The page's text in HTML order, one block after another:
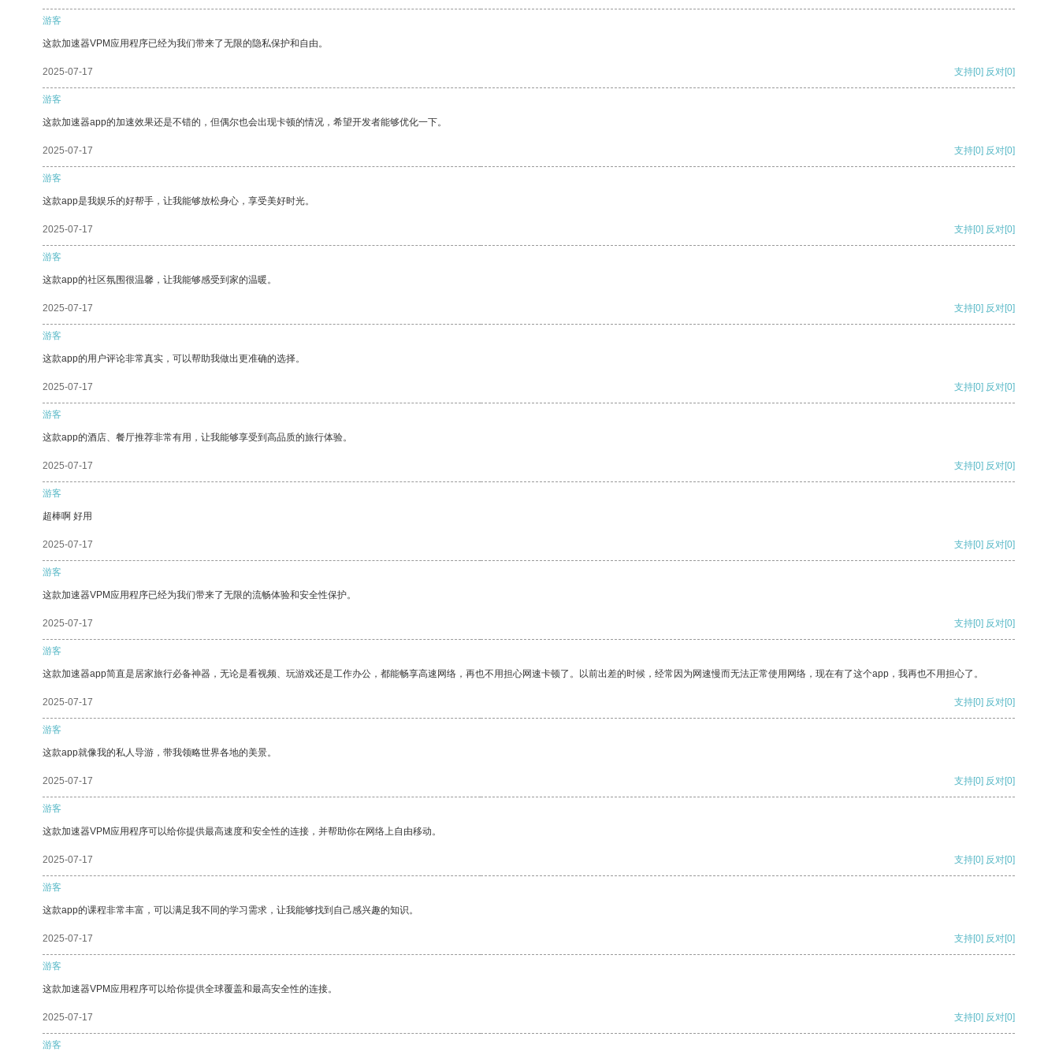
游客
这款加速器VPM应用程序已经为我们带来了无限的隐私保护和自由。
2025-07-17 支持[0] 反对[0]
游客
这款加速器app的加速效果还是不错的，但偶尔也会出现卡顿的情况，希望开发者能够优化一下。
2025-07-17 支持[0] 反对[0]
游客
这款app是我娱乐的好帮手，让我能够放松身心，享受美好时光。
2025-07-17 支持[0] 反对[0]
游客
这款app的社区氛围很温馨，让我能够感受到家的温暖。
2025-07-17 支持[0] 反对[0]
游客
这款app的用户评论非常真实，可以帮助我做出更准确的选择。
2025-07-17 支持[0] 反对[0]
游客
这款app的酒店、餐厅推荐非常有用，让我能够享受到高品质的旅行体验。
2025-07-17 支持[0] 反对[0]
游客
超棒啊 好用
2025-07-17 支持[0] 反对[0]
游客
这款加速器VPM应用程序已经为我们带来了无限的流畅体验和安全性保护。
2025-07-17 支持[0] 反对[0]
游客
这款加速器app简直是居家旅行必备神器，无论是看视频、玩游戏还是工作办公，都能畅享高速网络，再也不用担心网速卡顿了。以前出差的时候，经常因为网速慢而无法正常使用网络，现在有了这个app，我再也不用担心了。
2025-07-17 支持[0] 反对[0]
游客
这款app就像我的私人导游，带我领略世界各地的美景。
2025-07-17 支持[0] 反对[0]
游客
这款加速器VPM应用程序可以给你提供最高速度和安全性的连接，并帮助你在网络上自由移动。
2025-07-17 支持[0] 反对[0]
游客
这款app的课程非常丰富，可以满足我不同的学习需求，让我能够找到自己感兴趣的知识。
2025-07-17 支持[0] 反对[0]
游客
这款加速器VPM应用程序可以给你提供全球覆盖和最高安全性的连接。
2025-07-17 支持[0] 反对[0]
游客